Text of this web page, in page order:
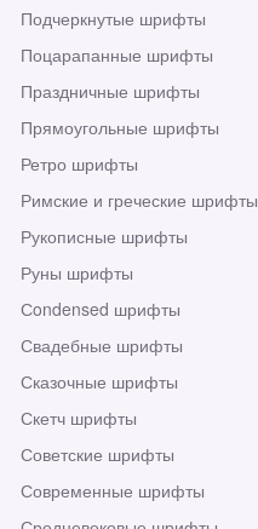
Подчеркнутые шрифты
Поцарапанные шрифты
Праздничные шрифты
Прямоугольные шрифты
Ретро шрифты
Римские и греческие шрифты
Рукописные шрифты
Руны шрифты
Сondensed шрифты
Свадебные шрифты
Сказочные шрифты
Скетч шрифты
Советские шрифты
Современные шрифты